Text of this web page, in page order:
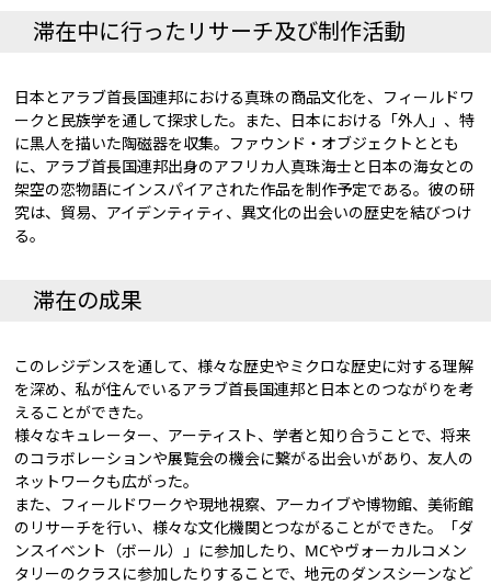
滞在中に行ったリサーチ及び制作活動
日本とアラブ首長国連邦における真珠の商品文化を、フィールドワ
ークと民族学を通して探求した。また、日本における「外人」、特
に黒人を描いた陶磁器を収集。ファウンド・オブジェクトととも
に、アラブ首長国連邦出身のアフリカ人真珠海士と日本の海女との
架空の恋物語にインスパイアされた作品を制作予定である。彼の研
究は、貿易、アイデンティティ、異文化の出会いの歴史を結びつけ
る。
滞在の成果
このレジデンスを通して、様々な歴史やミクロな歴史に対する理解
を深め、私が住んでいるアラブ首長国連邦と日本とのつながりを考
えることができた。
様々なキュレーター、アーティスト、学者と知り合うことで、将来
のコラボレーションや展覧会の機会に繋がる出会いがあり、友人の
ネットワークも広がった。
また、フィールドワークや現地視察、アーカイブや博物館、美術館
のリサーチを行い、様々な文化機関とつながることができた。「ダ
ンスイベント（ボール）」に参加したり、MCやヴォーカルコメン
タリーのクラスに参加したりすることで、地元のダンスシーンなど